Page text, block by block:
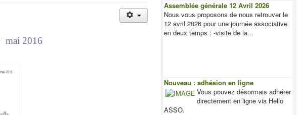
mai 2016
Assemblée générale 12 Avril 2026
Nous vous proposons de nous retrouver le
12 avril 2026 pour une journée associative
en deux temps : -visite de la...
Nouveau : adhésion en ligne
Vous pouvez désormais adhérer
directement en ligne via Hello
ASSO.